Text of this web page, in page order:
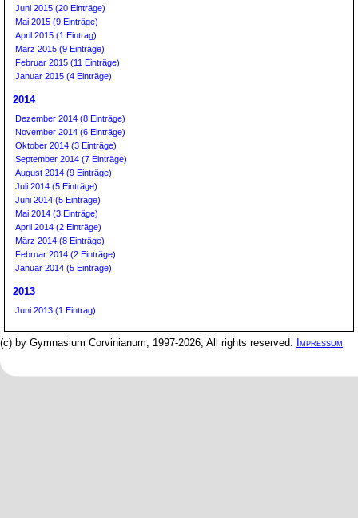
Juni 2015 (20 Einträge)
Mai 2015 (9 Einträge)
April 2015 (1 Eintrag)
März 2015 (9 Einträge)
Februar 2015 (11 Einträge)
Januar 2015 (4 Einträge)
2014
Dezember 2014 (8 Einträge)
November 2014 (6 Einträge)
Oktober 2014 (3 Einträge)
September 2014 (7 Einträge)
August 2014 (9 Einträge)
Juli 2014 (5 Einträge)
Juni 2014 (5 Einträge)
Mai 2014 (3 Einträge)
April 2014 (2 Einträge)
März 2014 (8 Einträge)
Februar 2014 (2 Einträge)
Januar 2014 (5 Einträge)
2013
Juni 2013 (1 Eintrag)
(c) by Gymnasium Corvinianum, 1997-2026; All rights reserved. Impressum